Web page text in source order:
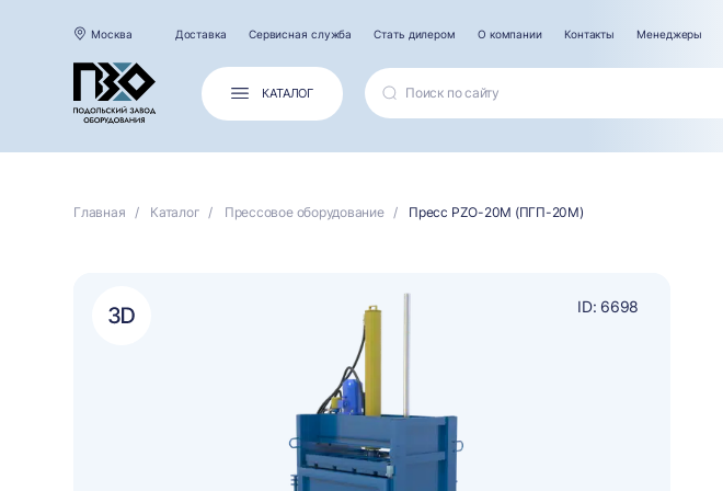
Москва Доставка Сервисная служба Стать дилером О компании Контакты Менеджеры
КАТАЛОГ
Главная Каталог Прессовое оборудование Пресс PZO-20М (ПГП-20М)
ID: 6698